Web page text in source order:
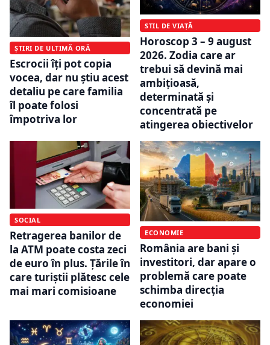
ȘTIRI DE ULTIMĂ ORĂ
Escrocii îți pot copia
vocea, dar nu știu acest
detaliu pe care familia
îl poate folosi
împotriva lor
STIL DE VIAȚĂ
Horoscop 3 – 9 august
2026. Zodia care ar
trebui să devină mai
ambițioasă,
determinată și
concentrată pe
atingerea obiectivelor
SOCIAL
Retragerea banilor de
la ATM poate costa zeci
de euro în plus. Țările în
care turiștii plătesc cele
mai mari comisioane
ECONOMIE
România are bani și
investitori, dar apare o
problemă care poate
schimba direcția
economiei